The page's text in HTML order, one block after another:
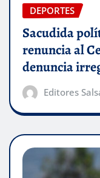
DEPORTES
Sacudida
renuncia al
denuncia
Editores